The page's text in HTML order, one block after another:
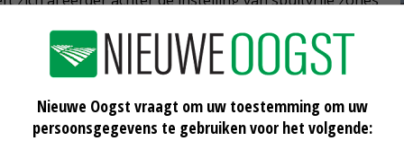
te verrichten naar de emissiereductie bij het gebruik
spuittechnieken is ook door de Kamer
Nieuwe Oogst vraagt om uw toestemming om uw
persoonsgegevens te gebruiken voor het volgende: